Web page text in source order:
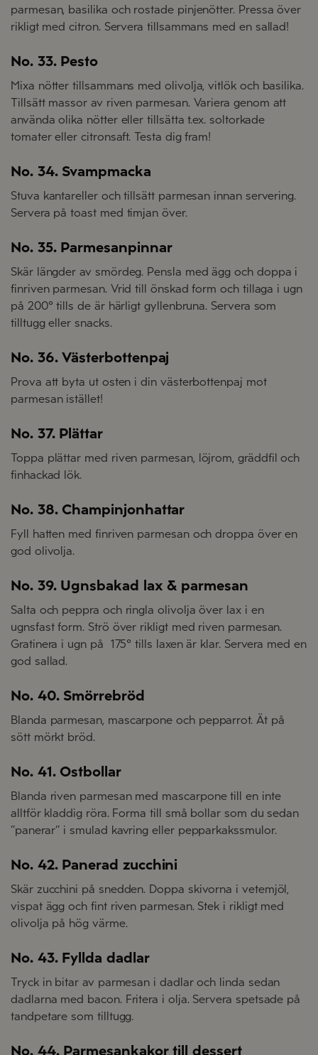
parmesan, basilika och rostade pinjenötter. Pressa över
rikligt med citron. Servera tillsammans med en sallad!
No. 33. Pesto
Mixa nötter tillsammans med olivolja, vitlök och basilika.
Tillsätt massor av riven parmesan. Variera genom att
använda olika nötter eller tillsätta t.ex. soltorkade
tomater eller citronsaft. Testa dig fram!
No. 34. Svampmacka
Stuva kantareller och tillsätt parmesan innan servering.
Servera på toast med timjan över.
No. 35. Parmesanpinnar
Skär längder av smördeg. Pensla med ägg och doppa i
finriven parmesan. Vrid till önskad form och tillaga i ugn
på 200° tills de är härligt gyllenbruna. Servera som
tilltugg eller snacks.
No. 36. Västerbottenpaj
Prova att byta ut osten i din västerbottenpaj mot
parmesan istället!
No. 37. Plättar
Toppa plättar med riven parmesan, löjrom, gräddfil och
finhackad lök.
No. 38. Champinjonhattar
Fyll hatten med finriven parmesan och droppa över en
god olivolja.
No. 39. Ugnsbakad lax & parmesan
Salta och peppra och ringla olivolja över lax i en
ugnsfast form. Strö över rikligt med riven parmesan.
Gratinera i ugn på 175° tills laxen är klar. Servera med en
god sallad.
No. 40. Smörrebröd
Blanda parmesan, mascarpone och pepparrot. Ät på
sött mörkt bröd.
No. 41. Ostbollar
Blanda riven parmesan med mascarpone till en inte
alltför kladdig röra. Forma till små bollar som du sedan
”panerar” i smulad kavring eller pepparkakssmulor.
No. 42. Panerad zucchini
Skär zucchini på snedden. Doppa skivorna i vetemjöl,
vispat ägg och fint riven parmesan. Stek i rikligt med
olivolja på hög värme.
No. 43. Fyllda dadlar
Tryck in bitar av parmesan i dadlar och linda sedan
dadlarna med bacon. Fritera i olja. Servera spetsade på
tandpetare som tilltugg.
No. 44. Parmesankakor till dessert